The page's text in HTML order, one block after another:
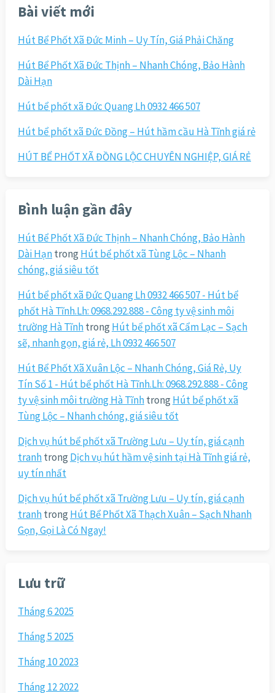
Bài viết mới
Hút Bể Phốt Xã Đức Minh – Uy Tín, Giá Phải Chăng
Hút Bể Phốt Xã Đức Thịnh – Nhanh Chóng, Bảo Hành
Dài Hạn
Hút bể phốt xã Đức Quang Lh 0932 466 507
Hút bể phốt xã Đức Đồng – Hút hầm cầu Hà Tĩnh giá rẻ
HÚT BỂ PHỐT XÃ ĐỒNG LỘC CHUYÊN NGHIỆP, GIÁ RẺ
Bình luận gần đây
Hút Bể Phốt Xã Đức Thịnh – Nhanh Chóng, Bảo Hành
Dài Hạntrong Hút bể phốt xã Tùng Lộc – Nhanh
chóng, giá siêu tốt
Hút bể phốt xã Đức Quang Lh 0932 466 507 - Hút bể
phốt Hà Tĩnh.Lh: 0968.292.888 - Công ty vệ sinh môi
trường Hà Tĩnhtrong Hút bể phốt xã Cẩm Lạc – Sạch
sẽ, nhanh gọn, giá rẻ, Lh 0932 466 507
Hút Bể Phốt Xã Xuân Lộc – Nhanh Chóng, Giá Rẻ, Uy
Tín Số 1 - Hút bể phốt Hà Tĩnh.Lh: 0968.292.888 - Công
ty vệ sinh môi trường Hà Tĩnhtrong Hút bể phốt xã
Tùng Lộc – Nhanh chóng, giá siêu tốt
Dịch vụ hút bể phốt xã Trường Lưu – Uy tín, giá cạnh
tranhtrong Dịch vụ hút hầm vệ sinh tại Hà Tĩnh giá rẻ,
uy tín nhất
Dịch vụ hút bể phốt xã Trường Lưu – Uy tín, giá cạnh
tranhtrong Hút Bể Phốt Xã Thạch Xuân – Sạch Nhanh
Gọn, Gọi Là Có Ngay!
Lưu trữ
Tháng 6 2025
Tháng 5 2025
Tháng 10 2023
Tháng 12 2022